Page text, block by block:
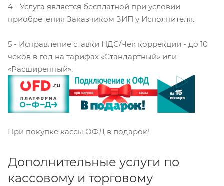
4 - Услуга является бесплатной при условии
приобретения Заказчиком ЗИП у Исполнителя.
5 - Исправление ставки НДС/Чек коррекции - до 10
чеков в год на тарифах «Стандартный» или
«Расширенный».
При покупке кассы ОФД в подарок!
Дополнительные услуги по
кассовому и торговому